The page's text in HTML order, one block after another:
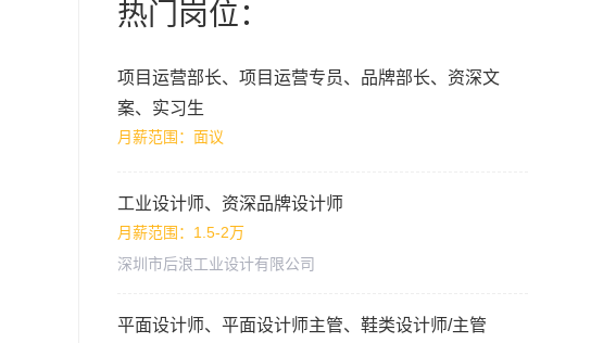
热门岗位：
项目运营部长、项目运营专员、品牌部长、资深文
案、实习生
月薪范围：面议
工业设计师、资深品牌设计师
月薪范围：1.5-2万
深圳市后浪工业设计有限公司
平面设计师、平面设计师主管、鞋类设计师/主管